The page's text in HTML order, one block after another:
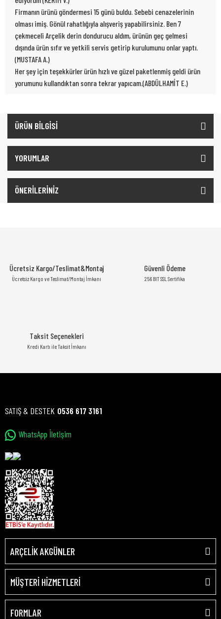
Firmanın ürünü göndermesi 15 günü buldu. Sebebi cenazelerinin
olması imiş. Gönül rahatlığıyla alışveriş yapabilirsiniz. Ben 7
çekmeceli Arçelik derin dondurucu aldım, ürünün geç gelmesi
dışında ürün sıfır ve yetkili servis getirip kurulumunu onlar yaptı.
(MUSTAFA A.)
Her şey için teşekkürler ürün hızlı ve güzel paketlenmiş geldi ürün
yorumunu kullandıktan sonra tekrar yapıcam.(ABDÜLHAMİT E.)
ÜRÜN BİLGİSİ
YORUMLAR
ÖNERİLERİNİZ
Ücretsiz Kargo/Teslimat&Montaj
Ücretsiz Kargo ve Teslimat/Montaj İmkanı
Güvenli Ödeme
256 BIT SSL Sertifika
Taksit Seçenekleri
Kredi Kartı ile Taksit İmkanı
SATIŞ & DESTEK 0536 617 3161
WhatsApp İletişim
ARÇELİK AKGÜNLER
MÜŞTERİ HİZMETLERİ
FORMLAR